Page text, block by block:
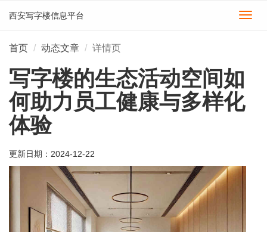
切
西安写字楼信息平台
首页 动态文章 详情页
写字楼的生态活动空间如
何助力员工健康与多样化
体验
更新日期： 2024-12-22